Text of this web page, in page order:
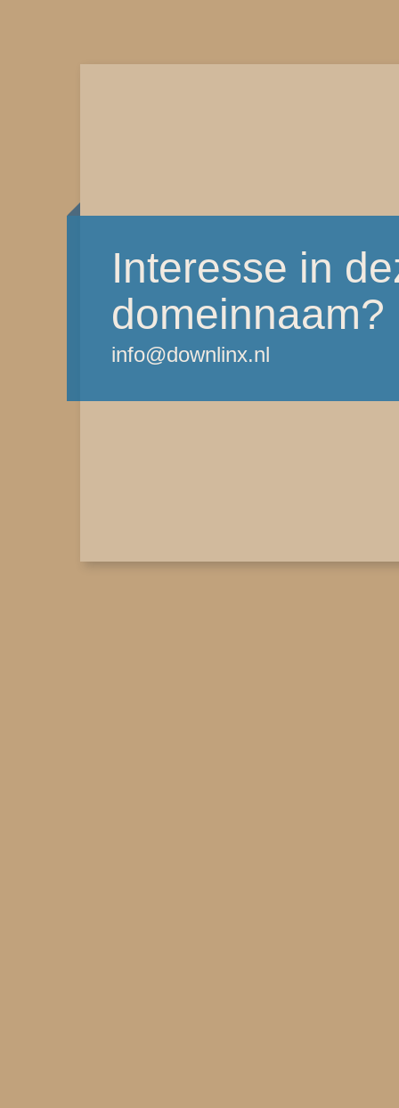
Interesse in
domeinnaam?
info@downlinx.nl